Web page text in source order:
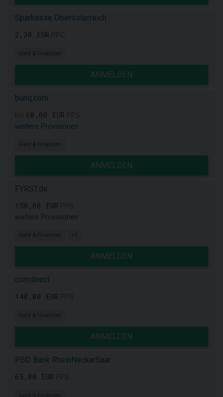
Sparkasse Oberösterreich
2,30 EUR
Geld & Finanzen
ANMELDEN
bunq.com
60,00 EUR
weitere Provisionen
Geld & Finanzen
ANMELDEN
FYRST.de
150,00 EUR
weitere Provisionen
Geld & Finanzen +1
ANMELDEN
comdirect
140,00 EUR
Geld & Finanzen
ANMELDEN
PSD Bank RheinNeckarSaar
65,00 EUR